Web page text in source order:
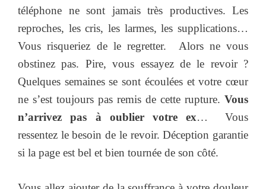
téléphone ne sont jamais très productives. Les
reproches, les cris, les larmes, les supplications…
Vous risqueriez de le regretter. Alors ne vous
obstinez pas. Pire, vous essayez de le revoir ?
Quelques semaines se sont écoulées et votre cœur
ne s’est toujours pas remis de cette rupture. Vous
n’arrivez pas à oublier votre ex… Vous
ressentez le besoin de le revoir. Déception garantie
si la page est bel et bien tournée de son côté.